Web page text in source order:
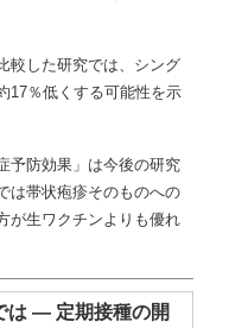
較した研究では、シング
17％低くする可能性を示
予防効果」は今後の研究
は帯状疱疹そのものへの
が生ワクチンよりも優れ
は ― 定期接種の開